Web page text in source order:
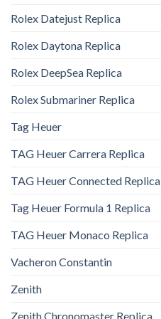
Rolex Datejust Replica
Rolex Daytona Replica
Rolex DeepSea Replica
Rolex Submariner Replica
Tag Heuer
TAG Heuer Carrera Replica
TAG Heuer Connected Replica
Tag Heuer Formula 1 Replica
TAG Heuer Monaco Replica
Vacheron Constantin
Zenith
Zenith Chronomaster Replica